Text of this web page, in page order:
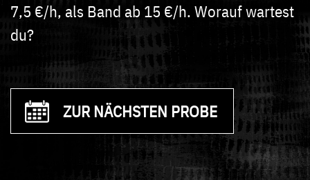
7,5 €/h, als Band ab 15 €/h. Worauf wartest
du?
ZUR NÄCHSTEN PROBE